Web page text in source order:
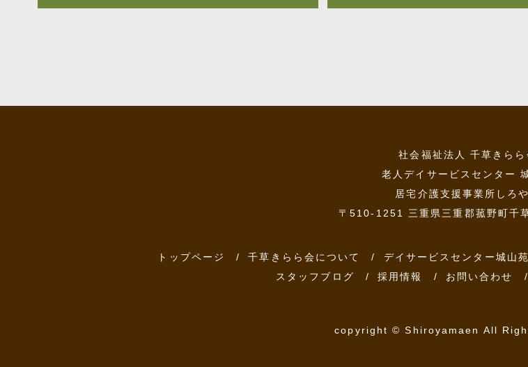
社会福祉法人 千草きらら
老人デイサービスセンター
居宅介護支援事業所しろ
〒510-1251 三重県三重郡菰野町千
トップページ 千草きらら会について デイサービスセンター城山苑
スタッフブログ
採用情報 お問い合わせ
copyright © Shiroyamaen All